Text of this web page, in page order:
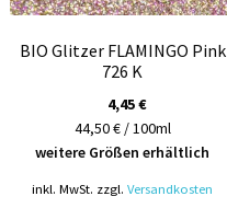
BIO Glitzer FLAMINGO Pink
726 K
4,45€
44,50 € / 100ml
weitere Größen erhältlich
inkl. MwSt. zzgl.Versandkosten